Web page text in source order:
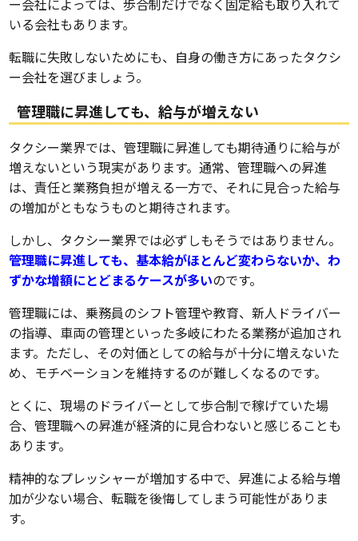
ー会社によっては、歩合制だけでなく固定給も取り入れて
いる会社もあります。
転職に失敗しないためにも、自身の働き方にあったタクシ
ー会社を選びましょう。
管理職に昇進しても、給与が増えない
タクシー業界では、管理職に昇進しても期待通りに給与が
増えないという現実があります。通常、管理職への昇進
は、責任と業務負担が増える一方で、それに見合った給与
の増加がともなうものと期待されます。
しかし、タクシー業界では必ずしもそうではありません。
管理職に昇進しても、基本給がほとんど変わらないか、わ
ずかな増額にとどまるケースが多いのです。
管理職には、乗務員のシフト管理や教育、新人ドライバー
の指導、車両の管理といった多岐にわたる業務が追加され
ます。ただし、その対価としての給与が十分に増えないた
め、モチベーションを維持するのが難しくなるのです。
とくに、現場のドライバーとして歩合制で稼げていた場
合、管理職への昇進が経済的に見合わないと感じることも
あります。
精神的なプレッシャーが増加する中で、昇進による給与増
加が少ない場合、転職を後悔してしまう可能性がありま
す。